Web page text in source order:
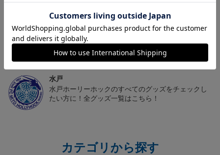
トピックス
水戸
こだわりのデザインに注目！タオルマフラーは応援
水戸
水戸ホーリーホックのすべてのグッズをチェックし
たい方に！全グッズ一覧はこちら！
カテゴリから探す